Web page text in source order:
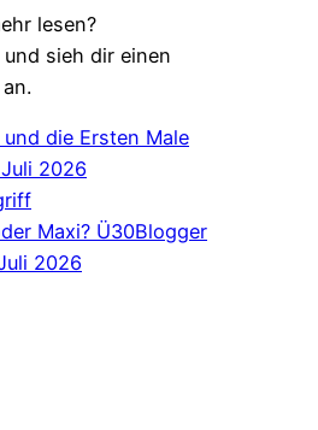
lesen?
sieh dir einen
die Ersten Male
2026
Maxi? Ü30Blogger
2026